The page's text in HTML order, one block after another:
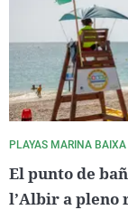
PLAYAS MARINA BAIXA
El punto de
l’Albir a pleno